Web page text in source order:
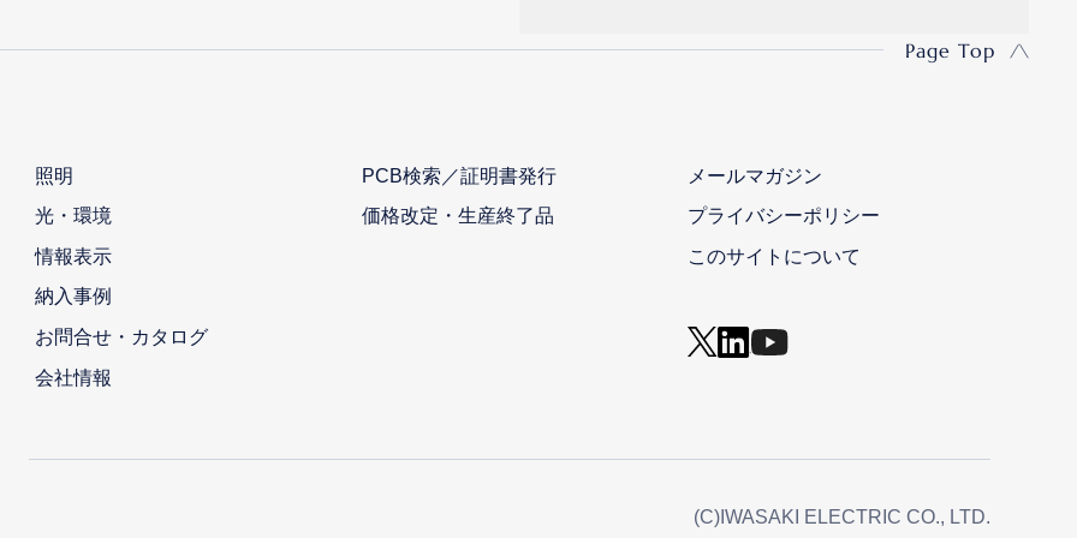
Page Top
照明
光・環境
情報表示
納入事例
お問合せ・カタログ
会社情報
PCB検索／証明書発行
価格改定・生産終了品
メールマガジン
プライバシーポリシー
このサイトについて
(C)IWASAKI ELECTRIC CO., LTD.